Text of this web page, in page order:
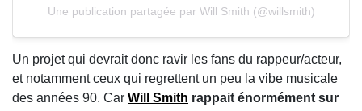
Une publication partagée par Will Smith (@willsmith)
Un projet qui devrait donc ravir les fans du rappeur/acteur,
et notamment ceux qui regrettent un peu la vibe musicale
des années 90. Car Will Smith rappait énormément sur